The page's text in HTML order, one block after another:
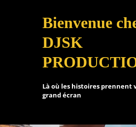
Bienvenue
DJSK
Là où les histoires prennent
grand écran